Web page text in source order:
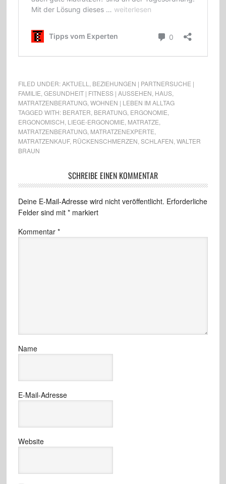
FILED UNDER:AKTUELL
BEZIEHUNGEN | PARTNERSUCHE |
FAMILIE GESUNDHEIT | FITNESS | AUSSEHEN HAUS,
MATRATZENBERATUNG, WOHNEN | LEBEN IM ALLTAG
TAGGED WITH: BERATER BERATUNG, ERGONOMIE
ERGONOMISCH LIEGE-ERGONOMIE MATRATZE
MATRATZENBERATUNG, MATRATZENEXPERTE
MATRATZENKAUF, RÜCKENSCHMERZEN SCHLAFEN WALTER
BRAUN
SCHREIBE EINEN KOMMENTAR
Deine E-Mail-Adresse wird nicht veröffentlicht. Erforderliche
Felder sind mit *markiert
Kommentar *
Name
E-Mail-Adresse
Website